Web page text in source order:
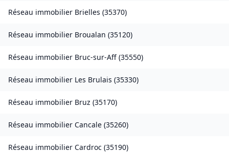
Réseau immobilier Brielles (35370)
Réseau immobilier Broualan (35120)
Réseau immobilier Bruc-sur-Aff (35550)
Réseau immobilier Les Brulais (35330)
Réseau immobilier Bruz (35170)
Réseau immobilier Cancale (35260)
Réseau immobilier Cardroc (35190)